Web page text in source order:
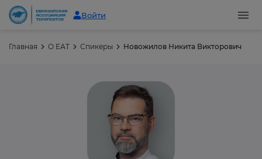
Войти
Главная О ЕАТ Спикеры Новожилов Никита Викторович